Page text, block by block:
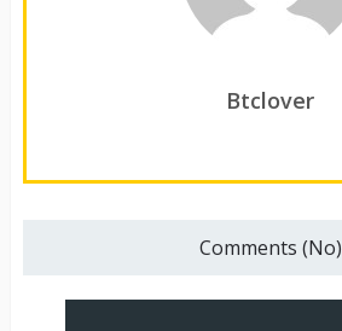
Btclover
Comments (No)